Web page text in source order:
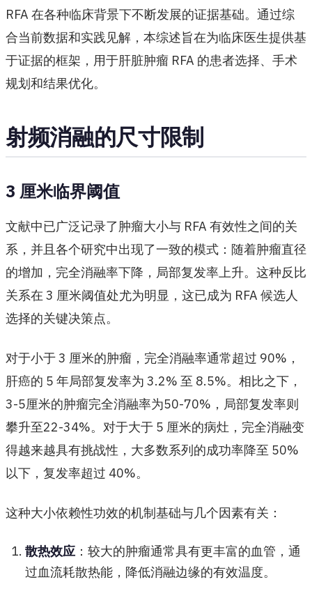
RFA 在各种临床背景下不断发展的证据基础。通过综
合当前数据和实践见解，本综述旨在为临床医生提供基
于证据的框架，用于肝脏肿瘤 RFA 的患者选择、手术
规划和结果优化。
射频消融的尺寸限制
3 厘米临界阈值
文献中已广泛记录了肿瘤大小与 RFA 有效性之间的关
系，并且各个研究中出现了一致的模式：随着肿瘤直径
的增加，完全消融率下降，局部复发率上升。这种反比
关系在 3 厘米阈值处尤为明显，这已成为 RFA 候选人
选择的关键决策点。
对于小于 3 厘米的肿瘤，完全消融率通常超过 90%，
肝癌的 5 年局部复发率为 3.2% 至 8.5%。相比之下，
3-5厘米的肿瘤完全消融率为50-70%，局部复发率则
攀升至22-34%。对于大于 5 厘米的病灶，完全消融变
得越来越具有挑战性，大多数系列的成功率降至 50%
以下，复发率超过 40%。
这种大小依赖性功效的机制基础与几个因素有关：
散热效应 ：较大的肿瘤通常具有更丰富的血管，通
过血流耗散热能，降低消融边缘的有效温度。